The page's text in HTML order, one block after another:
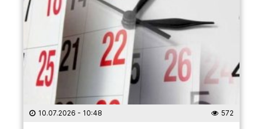
10.07.2026 - 10:48 572